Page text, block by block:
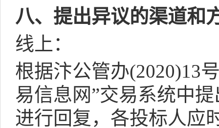
八、提出异议的渠道和
线上：
根据汴公管办(2020)13
易信息网”交易系统中
进行回复，各投标人应